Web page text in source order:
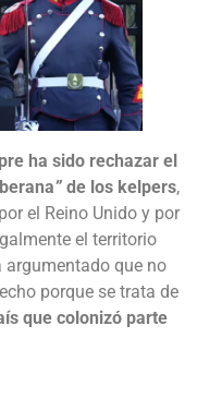
ha sido rechazar el
” de los kelpers,
el Reino Unido y por
el territorio
argumentado que no
porque se trata de
que colonizó parte